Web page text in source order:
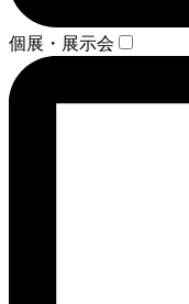
個展・展示会